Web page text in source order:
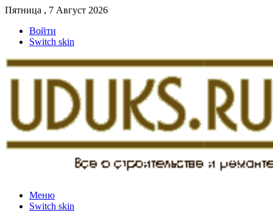
Пятница , 7 Август 2026
Войти
Switch skin
Меню
Switch skin